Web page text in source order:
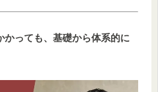
かっても、基礎から体系的に